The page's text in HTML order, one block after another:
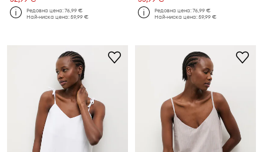
Редовна цена:76,99 €
Най-ниска цена:59,99 €
Редовна цена:76,99 €
Най-ниска цена:59,99 €